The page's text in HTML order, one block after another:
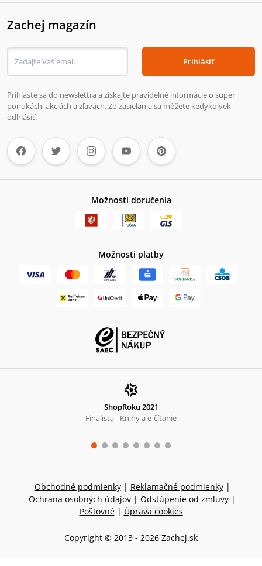
Zachej magazín
Prihlásiť
Prihláste sa do newslettra a získajte pravidelné informácie o super
ponukách, akciách a zľavách. Zo zasielania sa môžete kedykoľvek
odhlásiť.
Možnosti doručenia
Možnosti platby
ShopRoku 2021
Finalista - Knihy a e-čítanie
Obchodné podmienky | Reklamačné podmienky |
Ochrana osobných údajov | Odstúpenie od zmluvy |
Poštovné | Úprava cookies
Copyright © 2013 - 2026 Zachej.sk